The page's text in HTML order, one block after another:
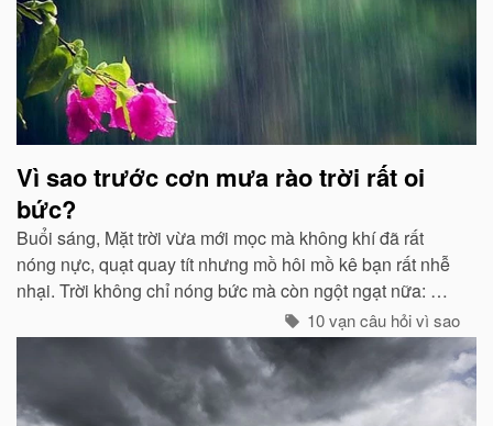
Vì sao trước cơn mưa rào trời rất oi
bức?
Buổi sáng, Mặt trời vừa mới mọc mà không khí đã rất
nóng nực, quạt quay tít nhưng mồ hôi mồ kê bạn rất nhễ
nhại. Trời không chỉ nóng bức mà còn ngột ngạt nữa: Đó
chính là dấu hiệu bắt đẩu của một cơn mưa rào...
10 vạn câu hỏi vì sao